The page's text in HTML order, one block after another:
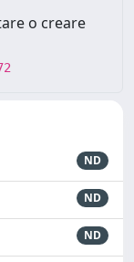
o creare
ND
ND
ND